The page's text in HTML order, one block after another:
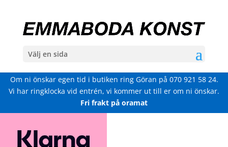
Välj en sida
Om ni önskar egen tid i butiken ring Göran på 070 921 58 24.
Vi har ringklocka vid entrén, vi kommer ut till er om ni önskar.
Fri frakt på oramat